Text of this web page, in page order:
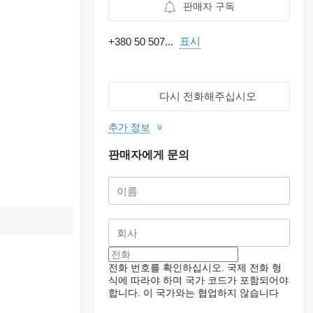
판매자 구독
+380 50 507... 표시
다시 전화해주십시오
추가 정보
판매자에게 문의
전화 번호를 확인하십시오. 국제 전화 형
식에 따라야 하며 국가 코드가 포함되어야
합니다. 이 국가와는 협업하지 않습니다